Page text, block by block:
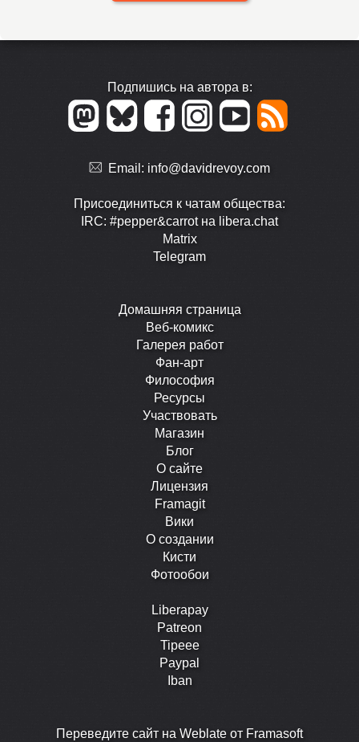
Подпишись на автора в:
Email: info@davidrevoy.com
Присоединиться к чатам общества:
IRC: #pepper&carrot на libera.chat
Matrix
Telegram
Домашняя страница
Веб-комикс
Галерея работ
Фан-арт
Философия
Ресурсы
Участвовать
Магазин
Блог
О сайте
Лицензия
Framagit
Вики
О создании
Кисти
Фотообои
Liberapay
Patreon
Tipeee
Paypal
Iban
Перевeдите сайт на Weblate от Framasoft